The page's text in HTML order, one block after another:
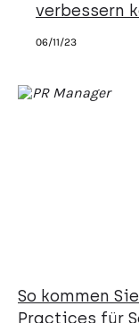
verbessern
06/11/23
So kommen
Practices für